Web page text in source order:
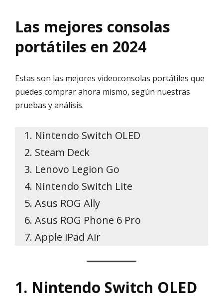
Las mejores consolas
portátiles en 2024
Estas son las mejores videoconsolas portátiles que
puedes comprar ahora mismo, según nuestras
pruebas y análisis.
Nintendo Switch OLED
Steam Deck
Lenovo Legion Go
Nintendo Switch Lite
Asus ROG Ally
Asus ROG Phone 6 Pro
Apple iPad Air
1. Nintendo Switch OLED